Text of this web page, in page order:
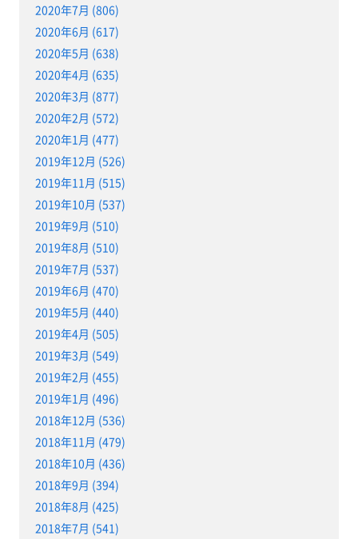
2020年7月 (806)
2020年6月 (617)
2020年5月 (638)
2020年4月 (635)
2020年3月 (877)
2020年2月 (572)
2020年1月 (477)
2019年12月 (526)
2019年11月 (515)
2019年10月 (537)
2019年9月 (510)
2019年8月 (510)
2019年7月 (537)
2019年6月 (470)
2019年5月 (440)
2019年4月 (505)
2019年3月 (549)
2019年2月 (455)
2019年1月 (496)
2018年12月 (536)
2018年11月 (479)
2018年10月 (436)
2018年9月 (394)
2018年8月 (425)
2018年7月 (541)